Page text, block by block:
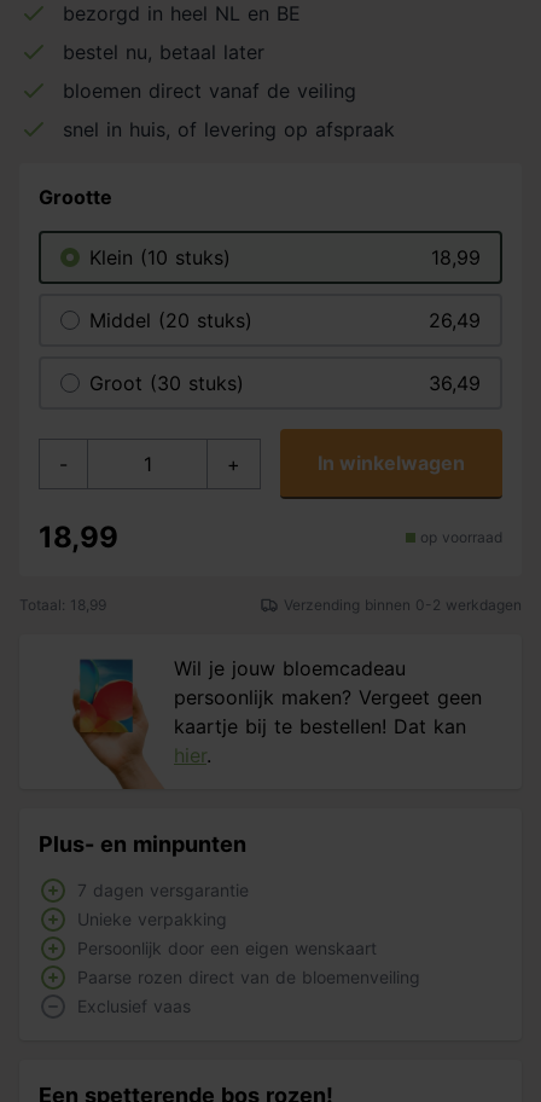
bezorgd in heel NL en BE
bestel nu, betaal later
bloemen direct vanaf de veiling
snel in huis, of levering op afspraak
Grootte
Klein (10 stuks) 18,99
Middel (20 stuks) 26,49
Groot (30 stuks) 36,49
- + In winkelwagen
18,99 op voorraad
Totaal: 18,99 Verzending binnen 0-2 werkdagen
Wil je jouw bloemcadeau
persoonlijk maken? Vergeet geen
kaartje bij te bestellen! Dat kan
hier.
Plus- en minpunten
7 dagen versgarantie
Unieke verpakking
Persoonlijk door een eigen wenskaart
Paarse rozen direct van de bloemenveiling
Exclusief vaas
Een spetterende bos rozen!